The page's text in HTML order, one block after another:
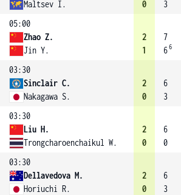
Maltsev I.
0
3
05:00
Zhao Z.
Jin Y.
2
1
7
66
03:30
Sinclair C.
Nakagawa S.
2
0
6
3
03:30
Liu H.
Trongcharoenchaikul W.
2
0
6
0
03:30
Dellavedova M.
Horiuchi R.
2
0
6
3